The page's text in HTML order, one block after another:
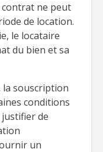
ne peut
de location.
le locataire
du bien et sa
souscription
conditions
justifier de
un